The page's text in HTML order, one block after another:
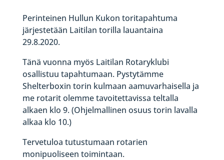
Perinteinen Hullun Kukon toritapahtuma
järjestetään Laitilan torilla lauantaina
29.8.2020.
Tänä vuonna myös Laitilan Rotaryklubi
osallistuu tapahtumaan. Pystytämme
Shelterboxin torin kulmaan aamuvarhaisella ja
me rotarit olemme tavoitettavissa teltalla
alkaen klo 9. (Ohjelmallinen osuus torin lavalla
alkaa klo 10.)
Tervetuloa tutustumaan rotarien
monipuoliseen toimintaan.